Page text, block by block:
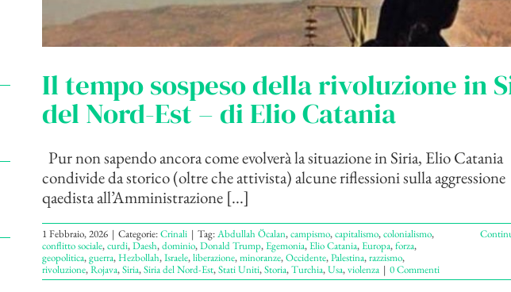
Il tempo sospeso della rivoluzione in
del Nord-Est – di Elio Catania
Pur non sapendo ancora come evolverà la situazione in Siria, Elio Catania
condivide da storico (oltre che attivista) alcune riflessioni sulla aggressione
qaedista all’Amministrazione [...]
1 Febbraio, 2026 | Categorie:Crinali | Tag:Abdullah Öcalan,campismo,capitalismo,colonialismo,
conflitto sociale,curdi,Daesh,dominio,Donald Trump,Egemonia,Elio Catania,Europa,forza,
geopolitica,guerra,Hezbollah,Israele,liberazione,minoranze,Occidente,Palestina,razzismo,
rivoluzione,Rojava,Siria,Siria del Nord-Est,Stati Uniti,Storia,Turchia,Usa,violenza | 0 Commenti